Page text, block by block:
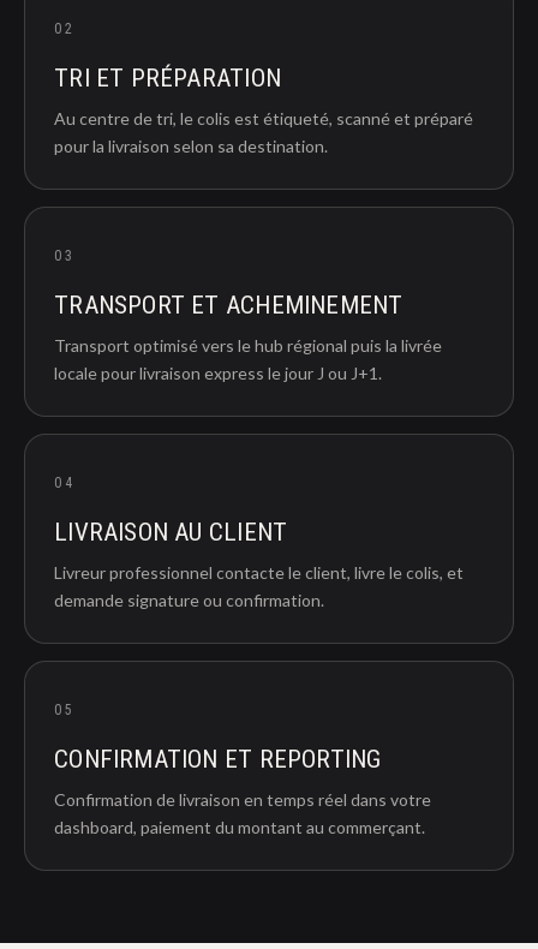
02
TRI ET PRÉPARATION
Au centre de tri, le colis est étiqueté, scanné et préparé
pour la livraison selon sa destination.
03
TRANSPORT ET ACHEMINEMENT
Transport optimisé vers le hub régional puis la livrée
locale pour livraison express le jour J ou J+1.
04
LIVRAISON AU CLIENT
Livreur professionnel contacte le client, livre le colis, et
demande signature ou confirmation.
05
CONFIRMATION ET REPORTING
Confirmation de livraison en temps réel dans votre
dashboard, paiement du montant au commerçant.